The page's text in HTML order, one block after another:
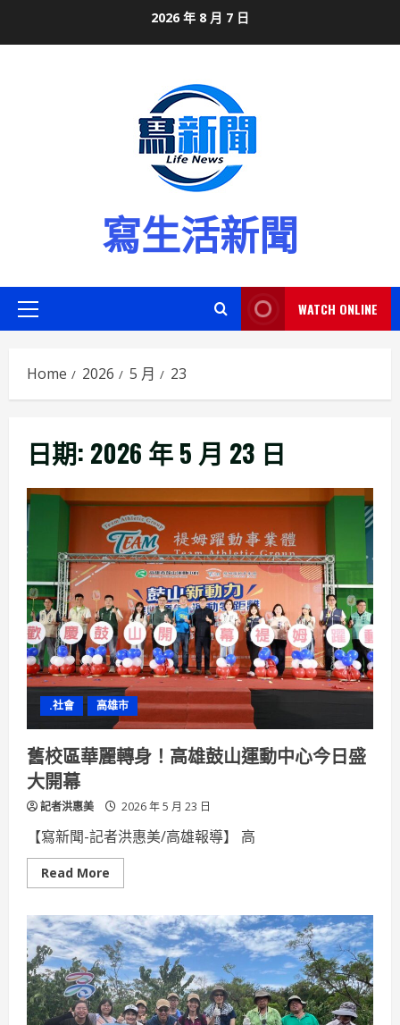
2026 年 8 月 7 日
寫生活新聞
Primary
WATCH ONLINE
Home 2026 5 月 23
日期: 2026 年 5 月 23 日
.社會 高雄市
舊校區華麗轉身！高雄鼓山運動中心今日盛
大開幕
記者洪惠美 2026 年 5 月 23 日
【寫新聞-記者洪惠美/高雄報導】 高
Read More
more
校
區
華
麗
轉
身！
高
雄